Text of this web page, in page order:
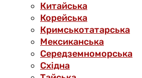
Китайська
Корейська
Кримськотатарська
Мексиканська
Середземноморська
Східна